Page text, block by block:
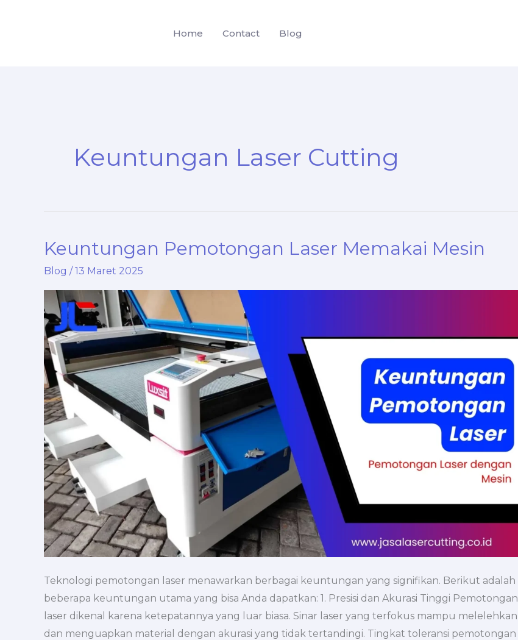
Home Contact Blog
Keuntungan Laser Cutting
Keuntungan Pemotongan Laser Memakai Mesin
Blog / 13 Maret 2025
Teknologi pemotongan laser menawarkan berbagai keuntungan yang signifikan. Berikut adalah
beberapa keuntungan utama yang bisa Anda dapatkan: 1. Presisi dan Akurasi Tinggi Pemotongan
laser dikenal karena ketepatannya yang luar biasa. Sinar laser yang terfokus mampu melelehkan
dan menguapkan material dengan akurasi yang tidak tertandingi. Tingkat toleransi pemotongan